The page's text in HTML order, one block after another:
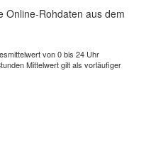
Online-Rohdaten aus dem
von 0 bis 24 Uhr
Mittelwert gilt als vorläufiger